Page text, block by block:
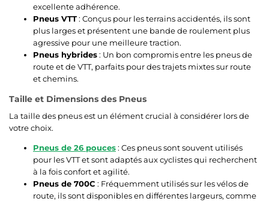
excellente adhérence.
Pneus VTT: Conçus pour les terrains accidentés, ils sont
plus larges et présentent une bande de roulement plus
agressive pour une meilleure traction.
Pneus hybrides: Un bon compromis entre les pneus de
route et de VTT, parfaits pour des trajets mixtes sur route
et chemins.
Taille et Dimensions des Pneus
La taille des pneus est un élément crucial à considérer lors de
votre choix.
Pneus de 26 pouces: Ces pneus sont souvent utilisés
pour les VTT et sont adaptés aux cyclistes qui recherchent
à la fois confort et agilité.
Pneus de 700C : Fréquemment utilisés sur les vélos de
route, ils sont disponibles en différentes largeurs, comme